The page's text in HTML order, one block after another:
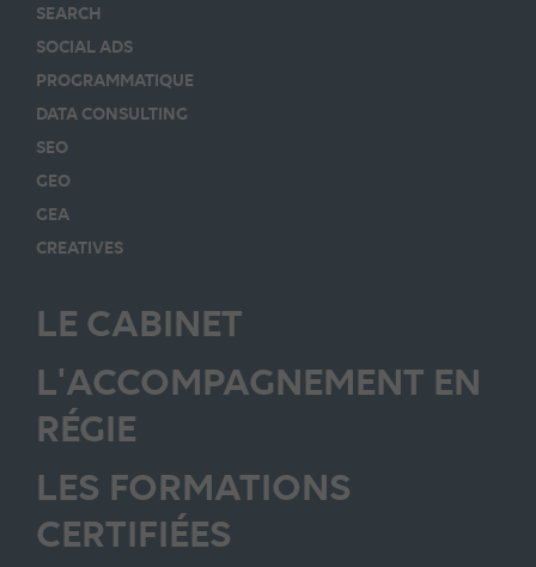
SEARCH
SOCIAL ADS
PROGRAMMATIQUE
DATA CONSULTING
SEO
GEO
GEA
CREATIVES
LE CABINET
L'ACCOMPAGNEMENT EN
RÉGIE
LES FORMATIONS
CERTIFIÉES